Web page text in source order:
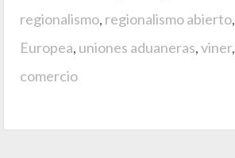
regionalismo, regionalismo abierto,
Europea, uniones aduaneras,viner,
comercio